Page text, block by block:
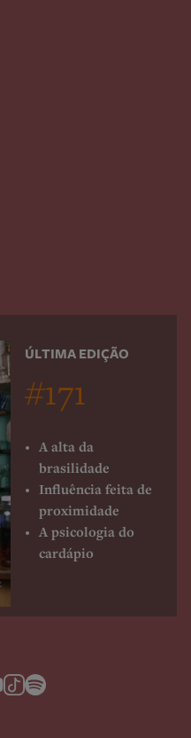
ÚLTIMA EDIÇÃO
#171
A alta da
brasilidade
Influência feita de
proximidade
A psicologia do
cardápio